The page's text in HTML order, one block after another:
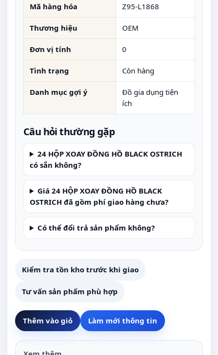
Mã hàng hóa Z95-L1868
Thương hiệu OEM
Đơn vị tính 0
Tình trạng Còn hàng
Danh mục gợi ý
Đồ gia dụng tiện
ích
Câu hỏi thường gặp
24 HỘP XOAY ĐỒNG HỒ BLACK OSTRICH
có sẵn không?
Giá 24 HỘP XOAY ĐỒNG HỒ BLACK
OSTRICH đã gồm phí giao hàng chưa?
Có thể đổi trả sản phẩm không?
Kiểm tra tồn kho trước khi giao
Tư vấn sản phẩm phù hợp
Thêm vào giỏ Làm mới thông tin